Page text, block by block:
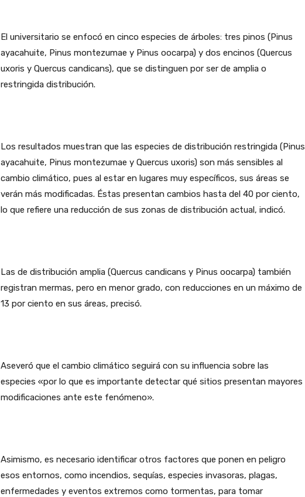
El universitario se enfocó en cinco especies de árboles: tres pinos (Pinus
ayacahuite, Pinus montezumae y Pinus oocarpa) y dos encinos (Quercus
uxoris y Quercus candicans), que se distinguen por ser de amplia o
restringida distribución.
Los resultados muestran que las especies de distribución restringida (Pinus
ayacahuite, Pinus montezumae y Quercus uxoris) son más sensibles al
cambio climático, pues al estar en lugares muy específicos, sus áreas se
verán más modificadas. Éstas presentan cambios hasta del 40 por ciento,
lo que refiere una reducción de sus zonas de distribución actual, indicó.
Las de distribución amplia (Quercus candicans y Pinus oocarpa) también
registran mermas, pero en menor grado, con reducciones en un máximo de
13 por ciento en sus áreas, precisó.
Aseveró que el cambio climático seguirá con su influencia sobre las
especies «por lo que es importante detectar qué sitios presentan mayores
modificaciones ante este fenómeno».
Asimismo, es necesario identificar otros factores que ponen en peligro
esos entornos, como incendios, sequías, especies invasoras, plagas,
enfermedades y eventos extremos como tormentas, para tomar